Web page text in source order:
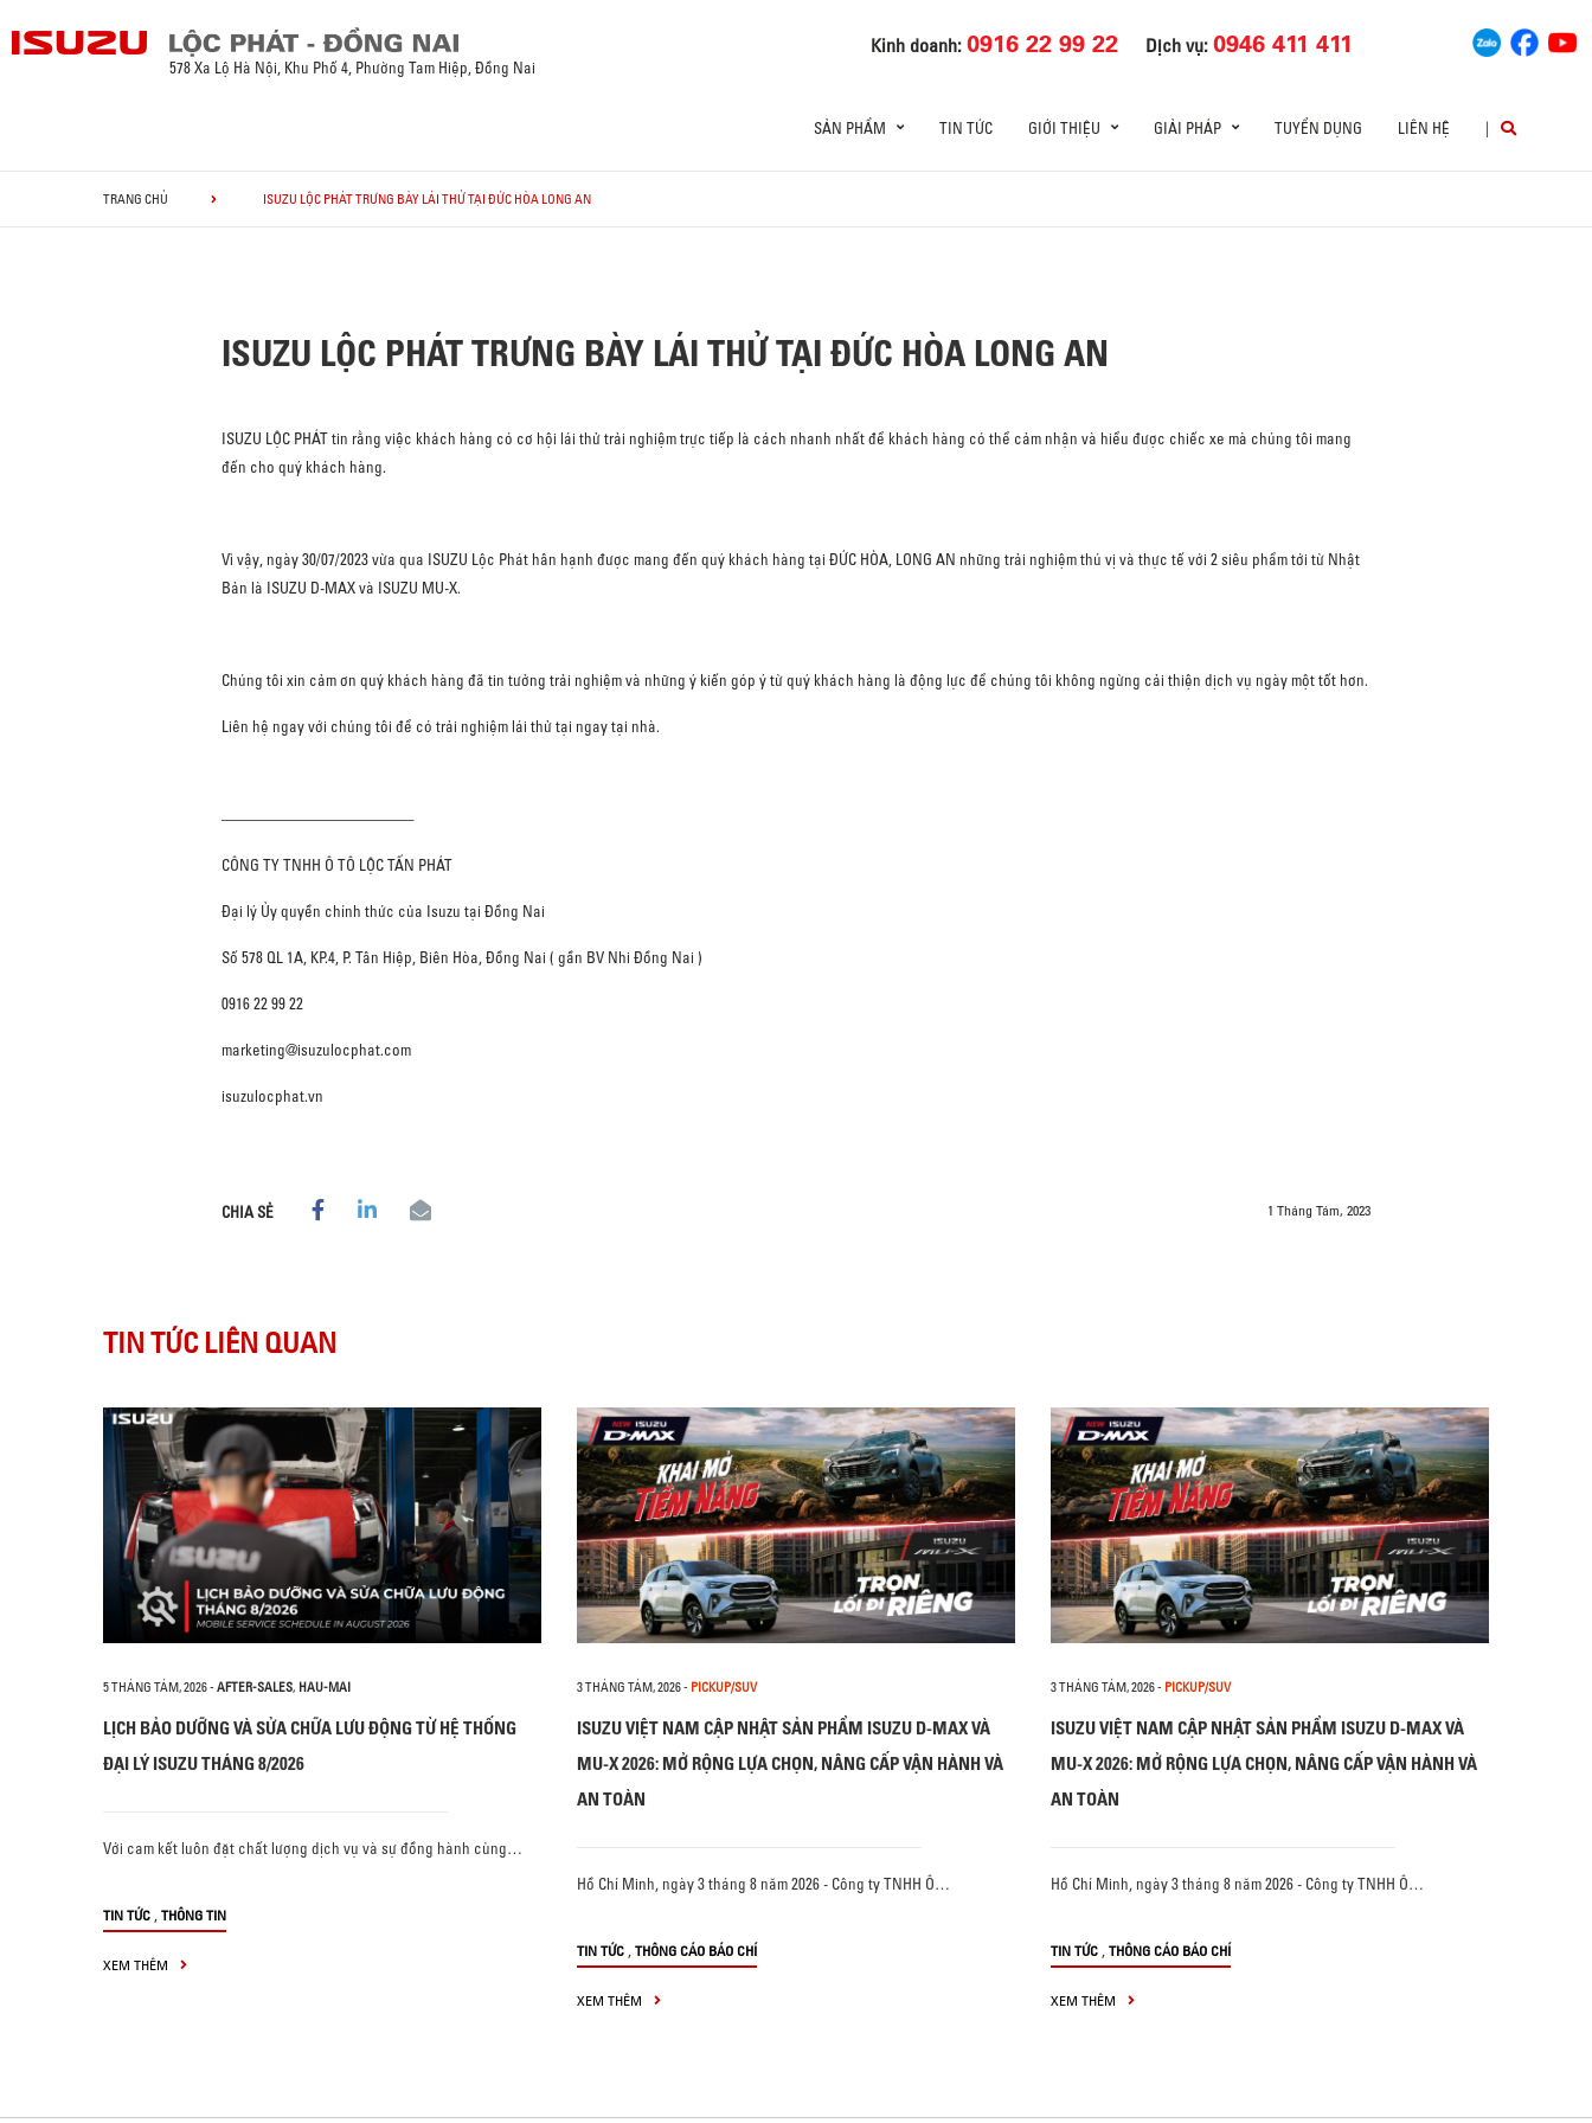
Kinh doanh:0916 22 99 22 Dịch vụ:0946 411 411
578 Xa Lộ Hà Nội, Khu Phố 4, Phường Tam Hiệp, Đồng Nai
SẢN PHẨM TIN TỨC GIỚI THIỆU GIẢI PHÁP TUYỂN DỤNG LIÊN HỆ |
TRANG CHỦ ISUZU LỘC PHÁT TRƯNG BÀY LÁI THỬ TẠI ĐỨC HÒA LONG AN
ISUZU LỘC PHÁT TRƯNG BÀY LÁI THỬ TẠI ĐỨC HÒA LONG AN
ISUZU LỘC PHÁT tin rằng việc khách hàng có cơ hội lái thử trải nghiệm trực tiếp là cách nhanh nhất để khách hàng có thể cảm nhận và hiểu được chiếc xe mà chúng tôi mang
đến cho quý khách hàng.
Vì vậy, ngày 30/07/2023 vừa qua ISUZU Lộc Phát hân hạnh được mang đến quý khách hàng tại ĐỨC HÒA, LONG AN những trải nghiệm thú vị và thực tế với 2 siêu phẩm tới từ Nhật
Bản là ISUZU D-MAX và ISUZU MU-X.
Chúng tôi xin cảm ơn quý khách hàng đã tin tưởng trải nghiệm và những ý kiến góp ý từ quý khách hàng là động lực để chúng tôi không ngừng cải thiện dịch vụ ngày một tốt hơn.
Liên hệ ngay với chúng tôi để có trải nghiệm lái thử tại ngay tại nhà.
————————————–
CÔNG TY TNHH Ô TÔ LỘC TẤN PHÁT
Đại lý Ủy quyền chính thức của Isuzu tại Đồng Nai
Số 578 QL 1A, KP.4, P. Tân Hiệp, Biên Hòa, Đồng Nai ( gần BV Nhi Đồng Nai )
0916 22 99 22
marketing@isuzulocphat.com
isuzulocphat.vn
CHIA SẺ 1 Tháng Tám, 2023
TIN TỨC LIÊN QUAN
5 THÁNG TÁM, 2026- AFTER-SALES, HAU-MAI
LỊCH BẢO DƯỠNG VÀ SỬA CHỮA LƯU ĐỘNG TỪ HỆ THỐNG
ĐẠI LÝ ISUZU THÁNG 8/2026
Với cam kết luôn đặt chất lượng dịch vụ và sự đồng hành cùng…
TIN TỨC , THÔNG TIN
XEM THÊM
3 THÁNG TÁM, 2026- PICKUP/SUV
ISUZU VIỆT NAM CẬP NHẬT SẢN PHẨM ISUZU D-MAX VÀ
MU-X 2026: MỞ RỘNG LỰA CHỌN, NÂNG CẤP VẬN HÀNH VÀ
AN TOÀN
Hồ Chí Minh, ngày 3 tháng 8 năm 2026 - Công ty TNHH Ô…
TIN TỨC , THÔNG CÁO BÁO CHÍ
XEM THÊM
3 THÁNG TÁM, 2026- PICKUP/SUV
ISUZU VIỆT NAM CẬP NHẬT SẢN PHẨM ISUZU D-MAX VÀ
MU-X 2026: MỞ RỘNG LỰA CHỌN, NÂNG CẤP VẬN HÀNH VÀ
AN TOÀN
Hồ Chí Minh, ngày 3 tháng 8 năm 2026 - Công ty TNHH Ô…
TIN TỨC , THÔNG CÁO BÁO CHÍ
XEM THÊM